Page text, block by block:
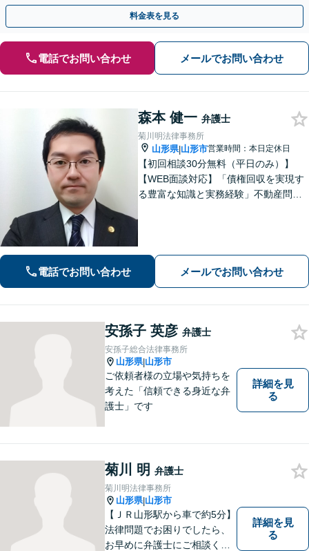
ています「アクセス良好・WEB面談対応で安心の相談」
料金表を見る
電話でお問い合わせ メールでお問い合わせ
森本 健一 弁護士
菊川明法律事務所
山形県|山形市営業時間：本日定休日
【初回相談30分無料（平日のみ）】
【WEB面談対応】「債権回収を実現す
る豊富な知識と実務経験」不動産問
【休日・夜間相談可】
電話でお問い合わせ メールでお問い合わせ
安孫子 英彦 弁護士
安孫子総合法律事務所
山形県|山形市
ご依頼者様の立場や気持ちを
考えた「信頼できる身近な弁
護士」です
詳細を見
る
菊川 明 弁護士
菊川明法律事務所
山形県|山形市
【ＪＲ山形駅から車で約5分】
法律問題でお困りでしたら、
お早めに弁護士にご相談くだ
詳細を見
る